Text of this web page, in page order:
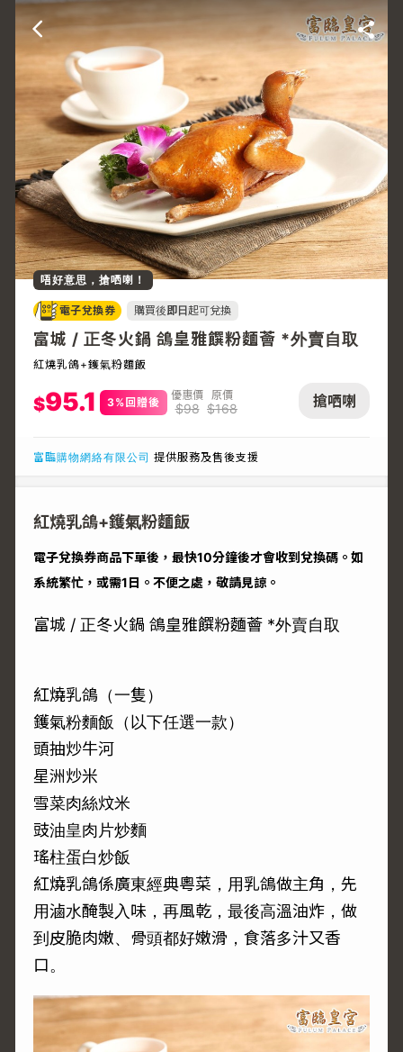
搶哂喇
唔好意思，搶哂喇！
電子兌換券 購買後即日起可兌換
富城 / 正冬火鍋 鴿皇雅饌粉麵薈 *外賣自取
紅燒乳鴿+鑊氣粉麵飯
$95.1 3%回贈後
優惠價
$98
原價
$168
富臨購物網絡有限公司 提供服務及售後支援
紅燒乳鴿+鑊氣粉麵飯
電子兌換券商品下單後，最快10分鐘後才會收到兌換碼。如
系統繁忙，或需1日。不便之處，敬請見諒。
富城 / 正冬火鍋 鴿皇雅饌粉麵薈 *外賣自取
紅燒乳鴿（一隻）
鑊氣粉麵飯（以下任選一款）
頭抽炒牛河
星洲炒米
雪菜肉絲炆米
豉油皇肉片炒麵
瑤柱蛋白炒飯
紅燒乳鴿係廣東經典粵菜，用乳鴿做主角，先
用滷水醃製入味，再風乾，最後高溫油炸，做
到皮脆肉嫩、骨頭都好嫩滑，食落多汁又香
口。